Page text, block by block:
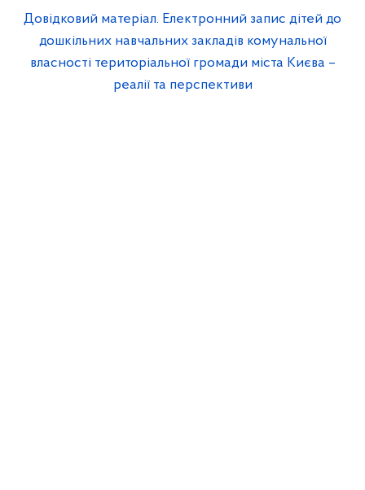
Довідковий матеріал. Електронний запис дітей до
дошкільних навчальних закладів комунальної
власності територіальної громади міста Києва –
реалії та перспективи